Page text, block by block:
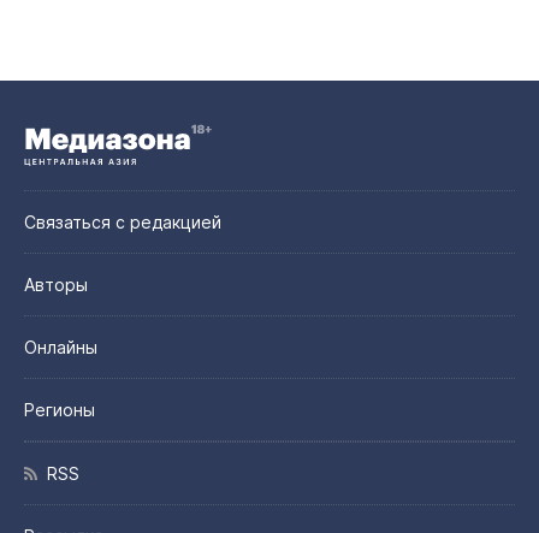
Связаться с редакцией
Авторы
Онлайны
Регионы
RSS